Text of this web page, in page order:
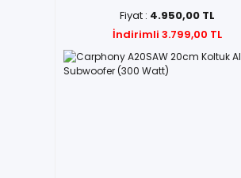
Fiyat : 4.950,00 TL
İndirimli 3.799,00 TL